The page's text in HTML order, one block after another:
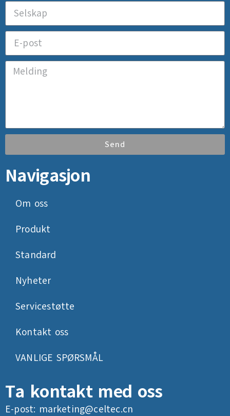
Send
Navigasjon
Om oss
Produkt
Standard
Nyheter
Servicestøtte
Kontakt oss
VANLIGE SPØRSMÅL
Ta kontakt med oss
E-post: marketing@celtec.cn